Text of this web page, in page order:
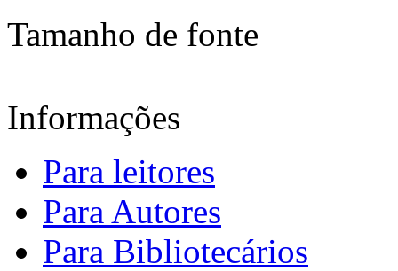
Tamanho de fonte
Informações
Para leitores
Para Autores
Para Bibliotecários